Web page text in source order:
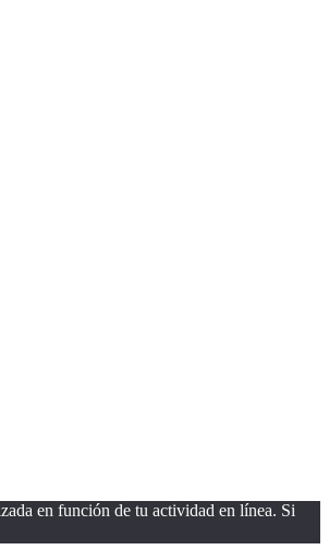
en función de tu actividad en línea. Si